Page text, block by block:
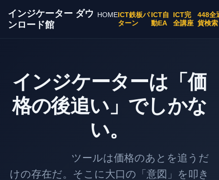
インジケーター ダウ
ンロード館
HOMEICT鉄板パ
ターン
ICT自
動EA
ICT完
全講座
448全
貨検索
インジケーターは「価
格の後追い」でしかな
い。
ツールは価格のあとを追うだ
けの存在だ。そこに大口の「意図」を叩き